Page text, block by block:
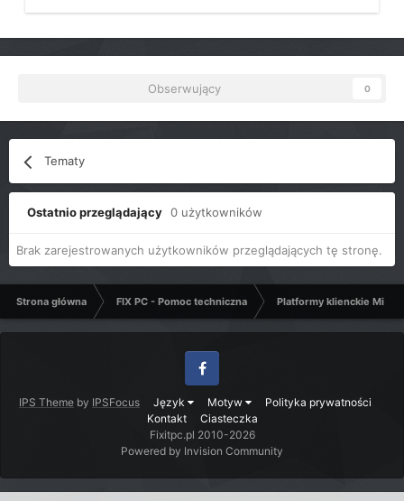
Obserwujący 0
Tematy
Ostatnio przeglądający 0 użytkowników
Brak zarejestrowanych użytkowników przeglądających tę stronę.
Strona główna FIX PC - Pomoc techniczna Platformy klienckie
IPS Theme by IPSFocus Język Motyw
Polityka prywatności
Kontakt
Ciasteczka
Facebook
Fixitpc.pl 2010-2026
Powered by Invision Community